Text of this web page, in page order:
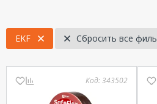
EKF Сбросить все
Код:343502